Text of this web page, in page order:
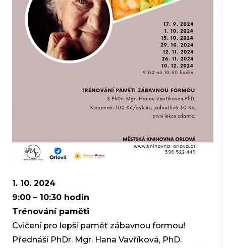
1. 10. 2024
9:00 – 10:30 hodin
Trénování paměti
Cvičení pro lepší paměť zábavnou formou!
Přednáší PhDr. Mgr. Hana Vavříková, PhD.